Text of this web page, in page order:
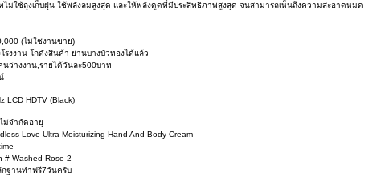
ไม่ใช้ถุงเก็บฝุ่น ใช้พลังลมสูงสุด และให้พลังดูดที่มีประสิทธิภาพสูงสุด จนสามารถเห็นถึงความสะอาดหมด
(ไม่ใช่งานขาย)
รงงาน โกดังสินค้า ย่านบางบัวทองได้แล้ว
นว่างงาน,รายได้วันละ500บาท
LCD HDTV (Black)
ม่จำกัดอายุ
Love Ultra Moisturizing Hand And Body Cream
# Washed Rose 2
กฐานทำฟรี7วันครับ